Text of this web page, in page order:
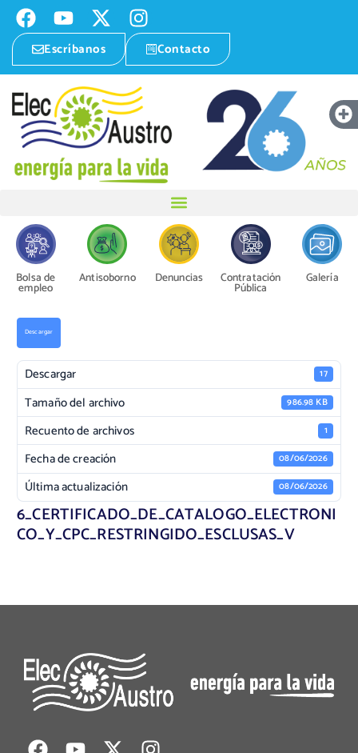
Escríbanos Contacto
Bolsa de
empleo
Antisoborno Denuncias Contratación
Pública
Galería
Descargar
Descargar 17
Tamaño del archivo 986.98 KB
Recuento de archivos 1
Fecha de creación 08/06/2026
Última actualización 08/06/2026
6_CERTIFICADO_DE_CATALOGO_ELECTRONI
CO_Y_CPC_RESTRINGIDO_ESCLUSAS_V